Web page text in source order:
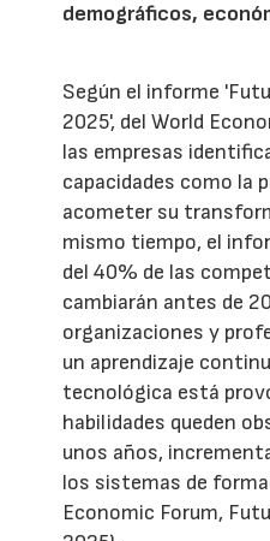
demográficos,
Según el informe
2025', del World
las empresas
capacidades como la
acometer su
mismo tiempo, el
del 40% de las
cambiarán antes de
organizaciones y
un aprendizaje
tecnológica está
habilidades queden
unos años,
los sistemas de
Economic Forum,